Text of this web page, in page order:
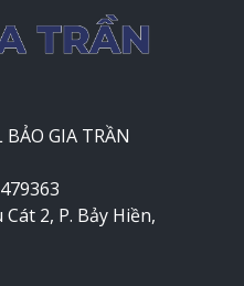
GIA TRẦN
2, P. Bảy Hiền,